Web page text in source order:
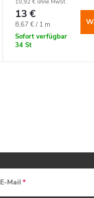
10,92 € ohne MwSt.
13 €
Verkaufspreis:
8,67 € / 1 m
Sofort verfügbar
34 St
E-Mail